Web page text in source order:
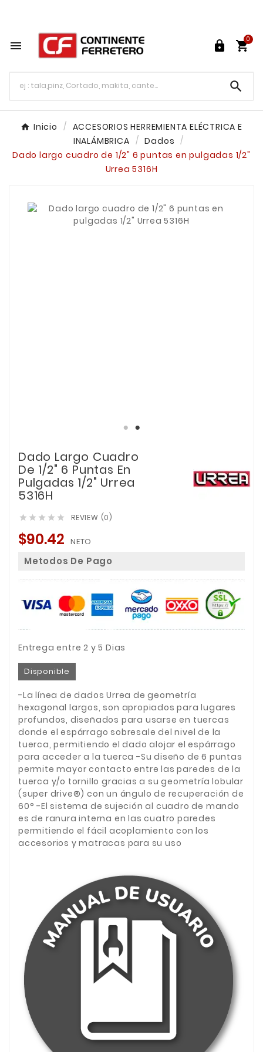
  
0

Inicio
ACCESORIOS HERREMIENTA ELÉCTRICA E
INALÁMBRICA
Dados
Dado largo cuadro de 1/2" 6 puntas en pulgadas 1/2"
Urrea 5316H
Dado Largo Cuadro
De 1/2" 6 Puntas En
Pulgadas 1/2" Urrea
5316H
     REVIEW (0)
$90.42 NETO
Metodos De Pago
Entrega entre 2 y 5 Dias
Disponible
-La línea de dados Urrea de geometría
hexagonal largos, son apropiados para lugares
profundos, diseñados para usarse en tuercas
donde el espárrago sobresale del nivel de la
tuerca, permitiendo el dado alojar el espárrago
para acceder a la tuerca -Su diseño de 6 puntas
permite mayor contacto entre las paredes de la
tuerca y/o tornillo gracias a su geometría lobular
(super drive®) con un ángulo de recuperación de
60° -El sistema de sujeción al cuadro de mando
es de ranura interna en las cuatro paredes
permitiendo el fácil acoplamiento con los
accesorios y matracas para su uso